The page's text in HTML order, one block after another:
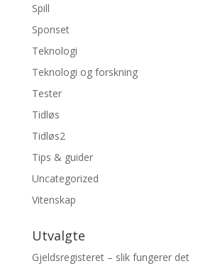
Spill
Sponset
Teknologi
Teknologi og forskning
Tester
Tidløs
Tidløs2
Tips & guider
Uncategorized
Vitenskap
Utvalgte
Gjeldsregisteret – slik fungerer det